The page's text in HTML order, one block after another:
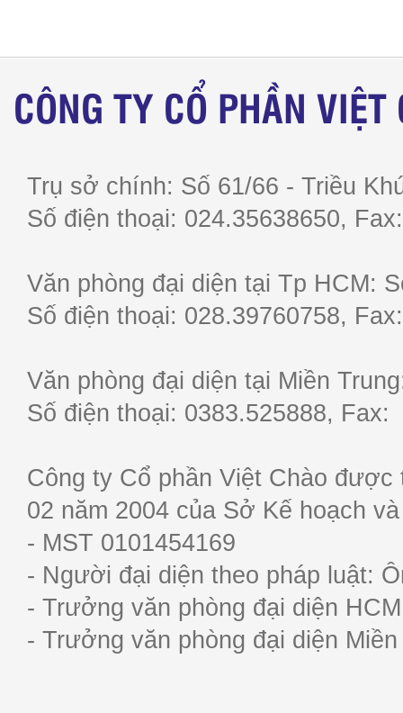
CÔNG TY CỔ PHẦN VIỆT
Trụ sở chính: Số 61/66 - Triều
Số điện thoại: 024.35638650,
Văn phòng đại diện tại Tp HCM:
Số điện thoại: 028.39760758,
Văn phòng đại diện tại Miền
Số điện thoại: 0383.525888,
Công ty Cổ phần Việt Chào được
02 năm 2004 của Sở Kế hoạch
- MST 0101454169
- Người đại diện theo pháp luật:
- Trưởng văn phòng đại diện
- Trưởng văn phòng đại diện